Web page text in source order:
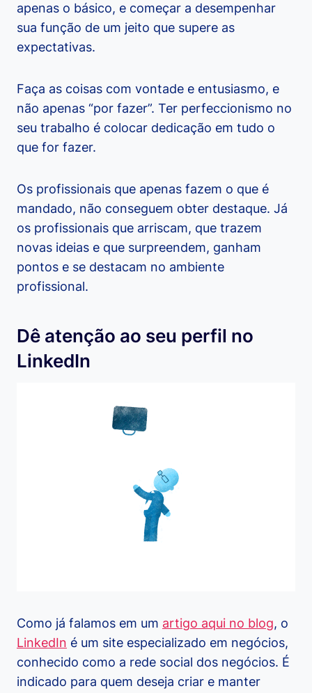
apenas o básico, e começar a desempenhar
sua função de um jeito que supere as
expectativas.
Faça as coisas com vontade e entusiasmo, e
não apenas “por fazer”. Ter perfeccionismo no
seu trabalho é colocar dedicação em tudo o
que for fazer.
Os profissionais que apenas fazem o que é
mandado, não conseguem obter destaque. Já
os profissionais que arriscam, que trazem
novas ideias e que surpreendem, ganham
pontos e se destacam no ambiente
profissional.
Dê atenção ao seu perfil no
LinkedIn
Como já falamos em um artigo aqui no blog, o
LinkedIn é um site especializado em negócios,
conhecido como a rede social dos negócios. É
indicado para quem deseja criar e manter